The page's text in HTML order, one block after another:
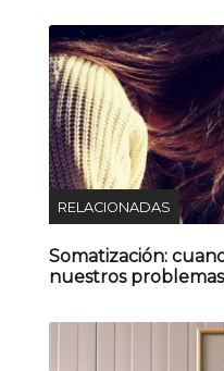
RELACIONADAS
Somatización:
nuestros problemas